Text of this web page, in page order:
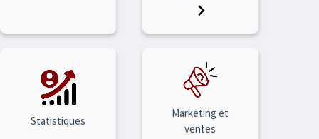
Statistiques
Marketing et
ventes